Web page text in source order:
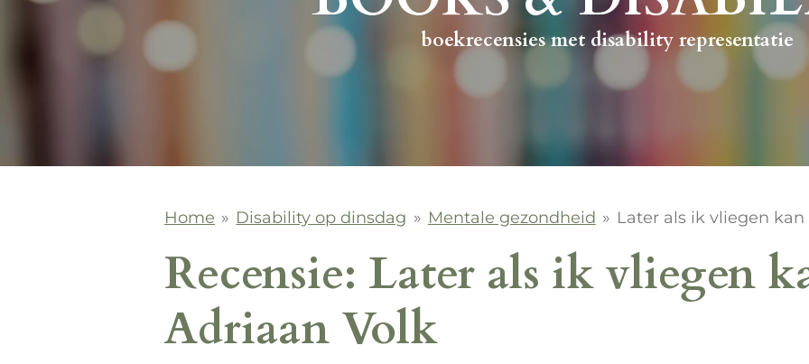
boekrecensies met disability representatie
Home » Disability op dinsdag » Mentale gezondheid » Later als ik vliegen
Recensie: Later als ik vliegen
Adriaan Volk